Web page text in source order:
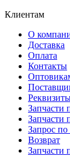
Клиентам
О
Доставка
Оплата
Контакты
Запчасти
Запчасти
Запрос
Возврат
Запчасти